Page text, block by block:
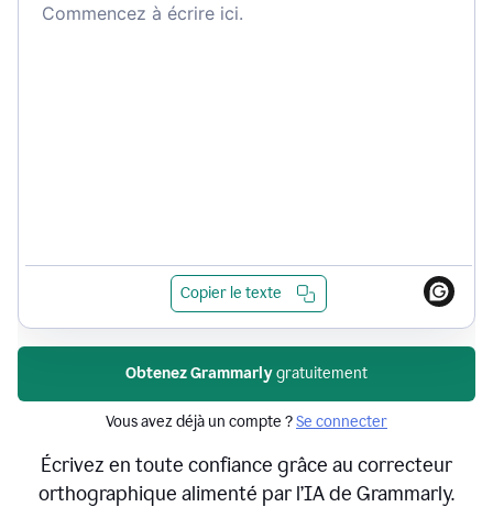
Copier le texte
Obtenez Grammarlygratuitement
Vous avez déjà un compte ?Se connecter
Écrivez en toute confiance grâce au correcteur
orthographique alimenté par l’IA de Grammarly.